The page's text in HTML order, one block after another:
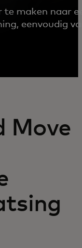
te maken naar
eenvoudig
Move